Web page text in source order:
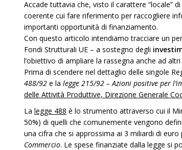
Accade tuttavia che, visto il carattere “locale”
coerente cui fare riferimento per raccogliere
importanti opportunità di finanziamento.
Con questo articolo intendiamo tracciare un
Fondi Strutturali UE – a sostegno degli
l’obiettivo di ampliare la rassegna anche ad
Prima di scendere nel dettaglio delle singole
488/92 e la legge 215/92 – Azioni positive per
delle Attività Produttive, Direzione Generale
La legge 488 è lo strumento attraverso cui il
50%) di quelli che comunemente vengono
una cifra che si approssima ai 3 miliardi di euro
Commercio. Le spese finanziate dalla legge si